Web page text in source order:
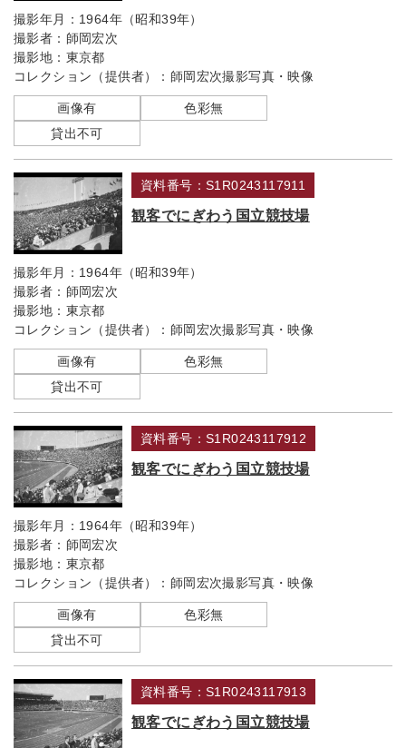
撮影年月： 1964年（昭和39年）
撮影者： 師岡宏次
撮影地： 東京都
コレクション（提供者）： 師岡宏次撮影写真・映像
画像有
色彩無
貸出不可
資料番号：S1R0243117911
観客でにぎわう国立競技場
撮影年月： 1964年（昭和39年）
撮影者： 師岡宏次
撮影地： 東京都
コレクション（提供者）： 師岡宏次撮影写真・映像
画像有
色彩無
貸出不可
資料番号：S1R0243117912
観客でにぎわう国立競技場
撮影年月： 1964年（昭和39年）
撮影者： 師岡宏次
撮影地： 東京都
コレクション（提供者）： 師岡宏次撮影写真・映像
画像有
色彩無
貸出不可
資料番号：S1R0243117913
観客でにぎわう国立競技場